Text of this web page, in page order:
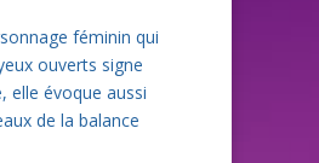
féminin qui
ouverts signe
elle évoque aussi
de la balance